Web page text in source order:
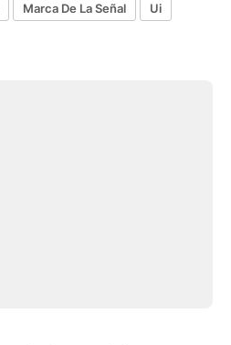
Marca De La Señal
Ui